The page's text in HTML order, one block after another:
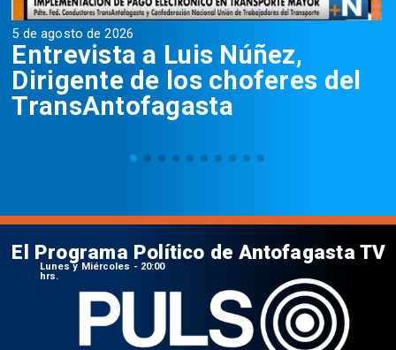
5 de agosto de 2026
Entrevista a Luis Núñez,
Dirigente de los choferes del
TransAntofagasta
El Programa Político de Antofagasta TV
Lunes y Miércoles - 20:00
hrs.